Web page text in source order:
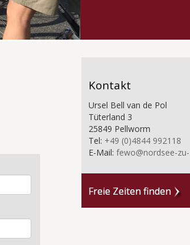
Kontakt
Ursel Bell van de Pol
Tüterland 3
25849 Pellworm
Tel: +49 (0)4844 992118
E-Mail:fewo@nordsee-
Freie Zeiten finden